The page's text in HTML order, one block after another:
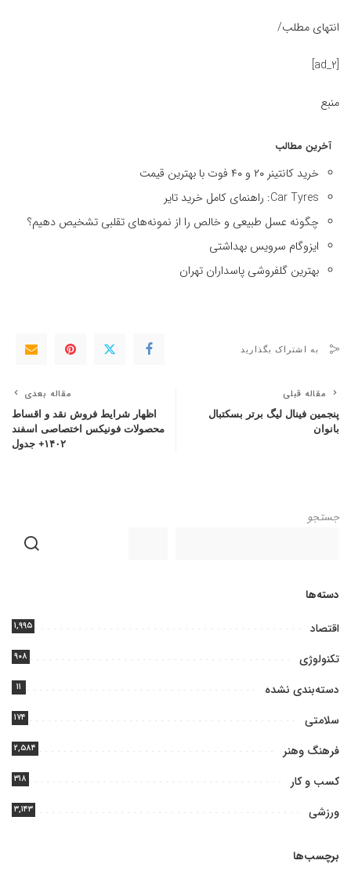
انتهای مطلب/
[ad_2]
منبع
آخرین مطالب
خرید کانتینر ۲۰ و ۴۰ فوت با بهترین قیمت
Car Tyres: راهنمای کامل خرید تایر
چگونه عسل طبیعی و خالص را از نمونه‌های تقلبی تشخیص دهیم؟
ایزوگام سرویس بهداشتی
بهترین گلفروشی پاسداران تهران
به اشتراک بگذارید
مقاله قبلی
پنجمین فینال لیگ برتر بسکتبال
بانوان
مقاله بعدی
اظهار شرایط فروش نقد و اقساط
محصولات فونیکس اختصاصی اسفند
۱۴۰۲+ جدول
جستجو
دسته‌ها
اقتصاد ۱,۹۹۵
تکنولوژی ۹۰۸
دسته‌بندی نشده ۱۱
سلامتی ۱۷۴
فرهنگ وهنر ۲,۵۸۴
کسب و کار ۳۱۸
ورزشی ۳,۱۴۳
برچسب‌ها